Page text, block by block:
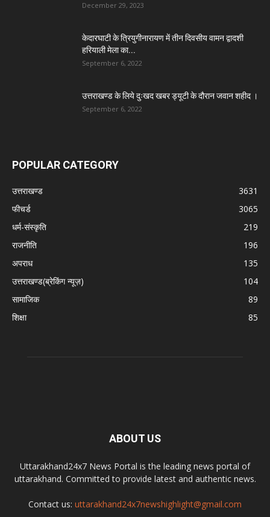
December 29, 2023
केदारघाटी के त्रियुगीनारायण में तीन दिवसीय वामन द्वादशी
हरियाली मेला का...
September 6, 2022
उत्तराखण्ड के लिये दुःखद खबर ड्यूटी के दौरान जवान शहीद ।
September 6, 2022
POPULAR CATEGORY
उत्तराखण्ड
3631
फीचर्ड
3065
धर्म-संस्कृति
219
राजनीति
196
अपराध
135
उत्तराखण्ड(ब्रेकिंग न्यूज़)
104
सामाजिक
89
शिक्षा
85
ABOUT US
Uttarakhand24x7 News Portal is the leading news portal of
uttarakhand. Committed to provide latest and authentic news.
Contact us: uttarakhand24x7newshighlight@gmail.com